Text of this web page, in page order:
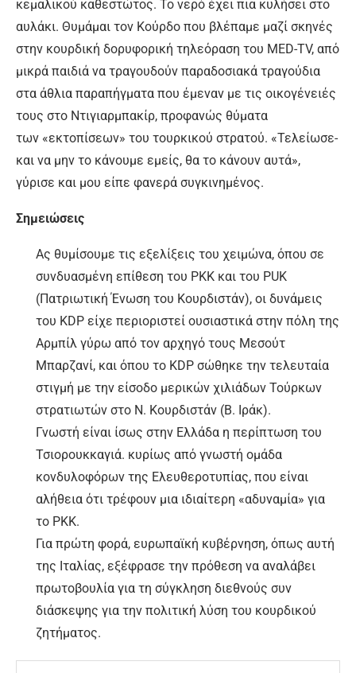
κεμαλικού καθεστώτος. Το νερό έχει πια κυλήσει στο
αυλάκι. Θυμάμαι τον Κούρδο που βλέπαμε μαζί σκηνές
στην κουρδική δορυφορική τηλεόραση του MED-TV, από
μικρά παιδιά να τραγουδούν παραδοσιακά τραγούδια
στα άθλια παραπήγματα που έμεναν με τις οικογένειές
τους στο Ντιγιαρμπακίρ, προφανώς θύματα
των «εκτοπίσεων» του τουρκικού στρατού. «Τελείωσε-
και να μην το κάνουμε εμείς, θα το κάνουν αυτά»,
γύρισε και μου είπε φανερά συγκινημένος.
Σημειώσεις
Ας θυμίσουμε τις εξελίξεις του χειμώνα, όπου σε
συνδυασμένη επίθεση του ΡΚΚ και του PUK
(Πατριωτική Ένωση του Κουρδιστάν), οι δυνάμεις
του KDP είχε περιοριστεί ουσιαστικά στην πόλη της
Αρμπίλ γύρω από τον αρχηγό τους Μεσούτ
Μπαρζανί, και όπου το KDP σώθηκε την τελευταία
στιγμή με την είσοδο μερικών χιλιάδων Τούρκων
στρατιωτών στο Ν. Κουρδιστάν (Β. Ιράκ).
Γνωστή είναι ίσως στην Ελλάδα η περίπτωση του
Τσιορουκκαγιά. κυρίως από γνωστή ομάδα
κονδυλοφόρων της Ελευθεροτυπίας, που είναι
αλήθεια ότι τρέφουν μια ιδιαίτερη «αδυναμία» για
το ΡΚΚ.
Για πρώτη φορά, ευρωπαϊκή κυβέρνηση, όπως αυτή
της Ιταλίας, εξέφρασε την πρόθεση να αναλάβει
πρωτοβουλία για τη σύγκληση διεθνούς συν
διάσκεψης για την πολιτική λύση του κουρδικού
ζητήματος.